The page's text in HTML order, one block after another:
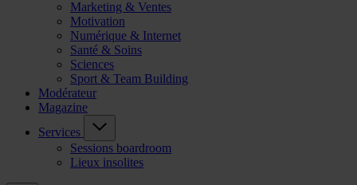
Marketing & Ventes
Motivation
Numérique & Internet
Santé & Soins
Sciences
Sport & Team Building
Modérateur
Magazine
Services
Sessions boardroom
Lieux insolites